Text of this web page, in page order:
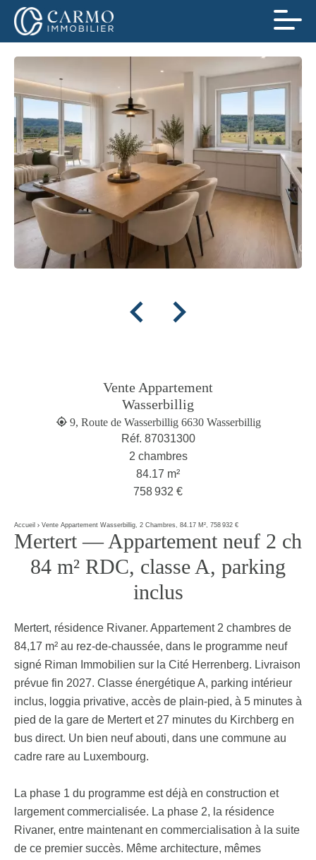
Vente Appartement
Wasserbillig
9, Route de Wasserbillig 6630 Wasserbillig
Réf. 87031300
2 chambres
84.17 m²
758 932 €
Accueil Vente Appartement Wasserbillig, 2 Chambres, 84.17 M², 758 932 €
Mertert — Appartement neuf 2 ch
84 m² RDC, classe A, parking
inclus
Mertert, résidence Rivaner. Appartement 2 chambres de
84,17 m² au rez-de-chaussée, dans le programme neuf
signé Riman Immobilien sur la Cité Herrenberg. Livraison
prévue fin 2027. Classe énergétique A, parking intérieur
inclus, loggia privative, accès de plain-pied, à 5 minutes à
pied de la gare de Mertert et 27 minutes du Kirchberg en
bus direct. Un bien neuf abouti, dans une commune au
cadre rare au Luxembourg.
La phase 1 du programme est déjà en construction et
largement commercialisée. La phase 2, la résidence
Rivaner, entre maintenant en commercialisation à la suite
de ce premier succès. Même architecture, mêmes